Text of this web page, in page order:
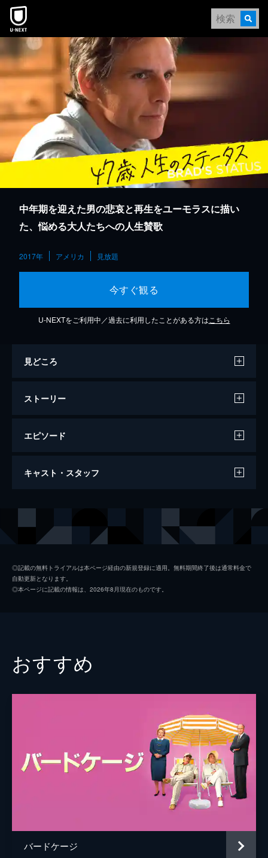
本文へスキップ
中年期を迎えた男の悲哀と再生をユーモラスに描い
た、悩める大人たちへの人生賛歌
2017年 アメリカ 見放題
今すぐ観る
U-NEXTをご利用中／過去に利用したことがある方は こちら
見どころ
ストーリー
エピソード
47歳 人生のステータス
キャスト・スタッフ
オースティン・エイブラムズ
監督 マイク・ホワイト
マイク・ホワイト
デデ・ガードナー
シドニー・キンメル
◎記載の無料トライアルは本ページ経由の新規登録に適用。無料期間終了後は通常料金で
自動更新となります。
◎本ページに記載の情報は、2026年8月現在のものです。
おすすめ
バードケージ